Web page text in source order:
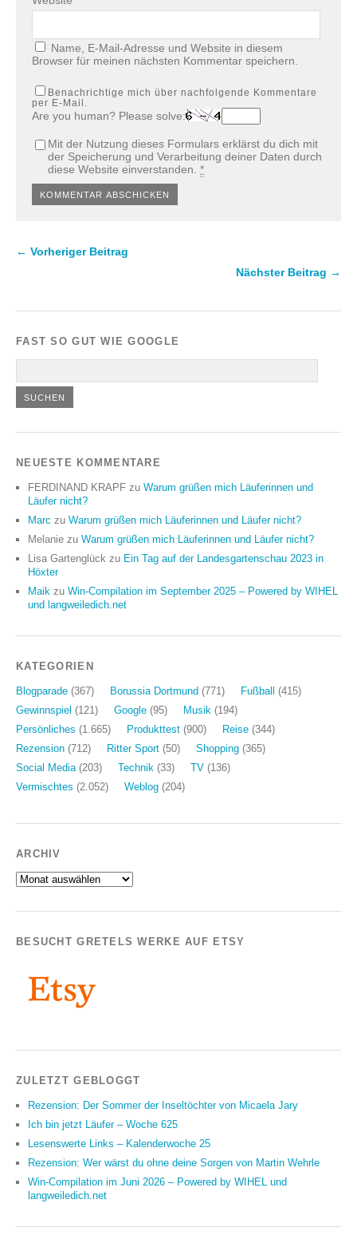
Name, E-Mail-Adresse und Website in diesem
Browser für meinen nächsten Kommentar speichern.
Benachrichtige mich über nachfolgende Kommentare
per E-Mail.
Are you human? Please solve:
Mit der Nutzung dieses Formulars erklärst du dich mit
der Speicherung und Verarbeitung deiner Daten durch
diese Website einverstanden. *
← Vorheriger Beitrag
Nächster Beitrag →
FAST SO GUT WIE GOOGLE
NEUESTE KOMMENTARE
FERDINAND KRAPF zu Warum grüßen mich Läuferinnen und
Läufer nicht?
Marc zu Warum grüßen mich Läuferinnen und Läufer nicht?
Melanie zu Warum grüßen mich Läuferinnen und Läufer nicht?
Lisa Gartenglück zu Ein Tag auf der Landesgartenschau 2023 in
Höxter
Maik zu Win-Compilation im September 2025 – Powered by WIHEL
und langweiledich.net
KATEGORIEN
Blogparade (367) Borussia Dortmund (771) Fußball
(415)
Gewinnspiel (121) Google (95) Musik (194)
Persönliches (1.665) Produkttest (900) Reise (344)
Rezension (712) Ritter Sport (50) Shopping (365)
Social Media(203) Technik (33) TV (136)
Vermischtes (2.052) Weblog (204)
ARCHIV
Archiv
BESUCHT GRETELS WERKE AUF ETSY
ZULETZT GEBLOGGT
Rezension: Der Sommer der Inseltöchter von Micaela Jary
Ich bin jetzt Läufer – Woche 625
Lesenswerte Links – Kalenderwoche 25
Rezension: Wer wärst du ohne deine Sorgen von Martin Wehrle
Win-Compilation im Juni 2026 – Powered by WIHEL und
langweiledich.net